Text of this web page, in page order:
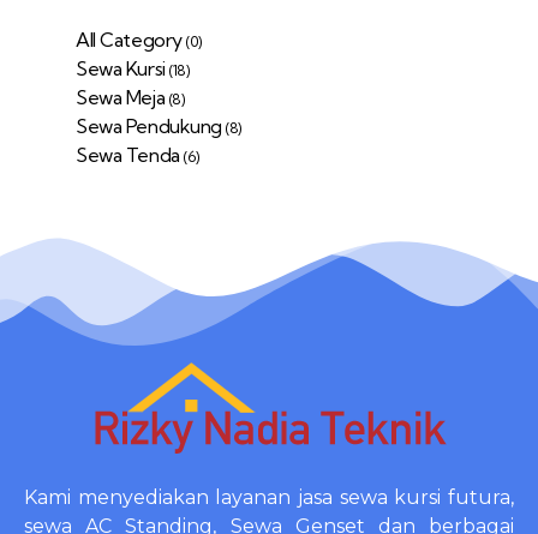
All Category (0)
Sewa Kursi (18)
Sewa Meja (8)
Sewa Pendukung (8)
Sewa Tenda (6)
Kami menyediakan layanan jasa sewa kursi futura,
sewa AC Standing, Sewa Genset dan berbagai